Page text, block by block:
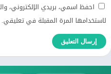
احفظ اسمي، بريدي الإلكتروني،
لاستخدامها المرة المقبلة في تعليقي.